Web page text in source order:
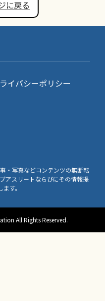
に戻る
イバシーポリシー
・写真などコンテンツの無断転
アスリートならびにその情報提
す。
All Rights Reserved.